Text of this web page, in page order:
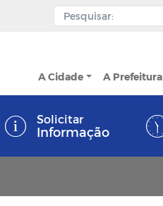
A Cidade A Prefeitura
Solicitar
Informação